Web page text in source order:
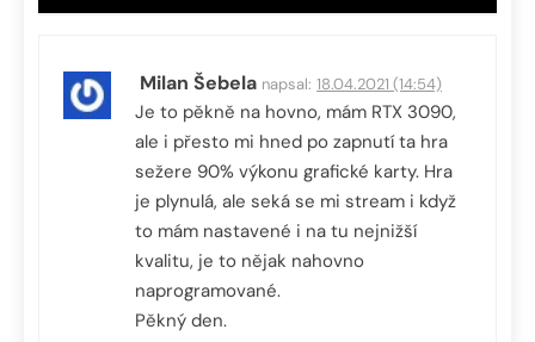
Milan Šebela napsal: 18.04.2021 (14:54)
Je to pěkně na hovno, mám RTX 3090,
ale i přesto mi hned po zapnutí ta hra
sežere 90% výkonu grafické karty. Hra
je plynulá, ale seká se mi stream i když
to mám nastavené i na tu nejnižší
kvalitu, je to nějak nahovno
naprogramované.
Pěkný den.